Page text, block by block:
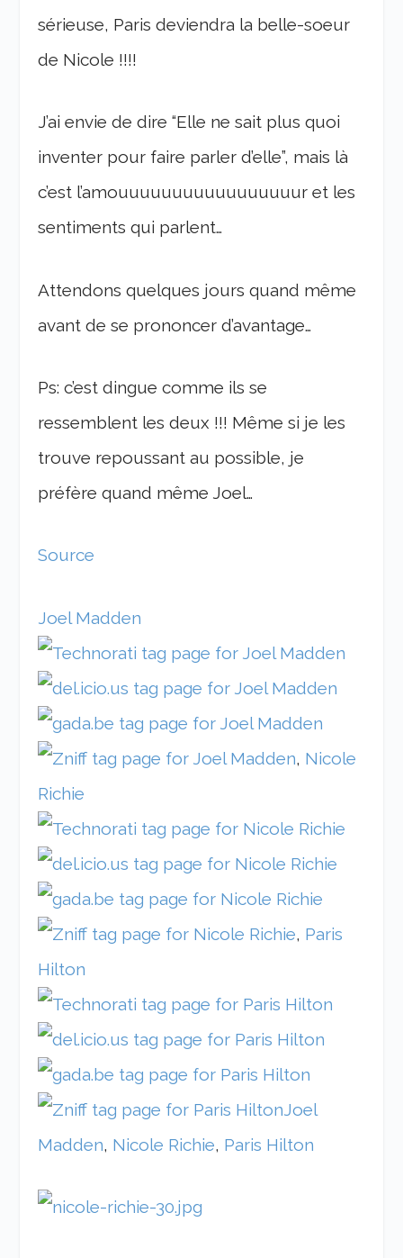
sérieuse, Paris deviendra la belle-soeur
de Nicole !!!!
J’ai envie de dire “Elle ne sait plus quoi
inventer pour faire parler d’elle”, mais là
c’est l’amouuuuuuuuuuuuuuuuur et les
sentiments qui parlent…
Attendons quelques jours quand même
avant de se prononcer d’avantage…
Ps: c’est dingue comme ils se
ressemblent les deux !!! Même si je les
trouve repoussant au possible, je
préfère quand même Joel…
Source
Joel Madden
, Nicole
Richie
, Paris
Hilton
Joel
Madden, Nicole Richie, Paris Hilton